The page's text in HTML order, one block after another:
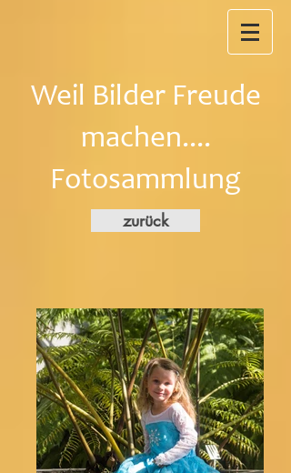
Weil Bilder Freude
machen....
Fotosammlung
zurück